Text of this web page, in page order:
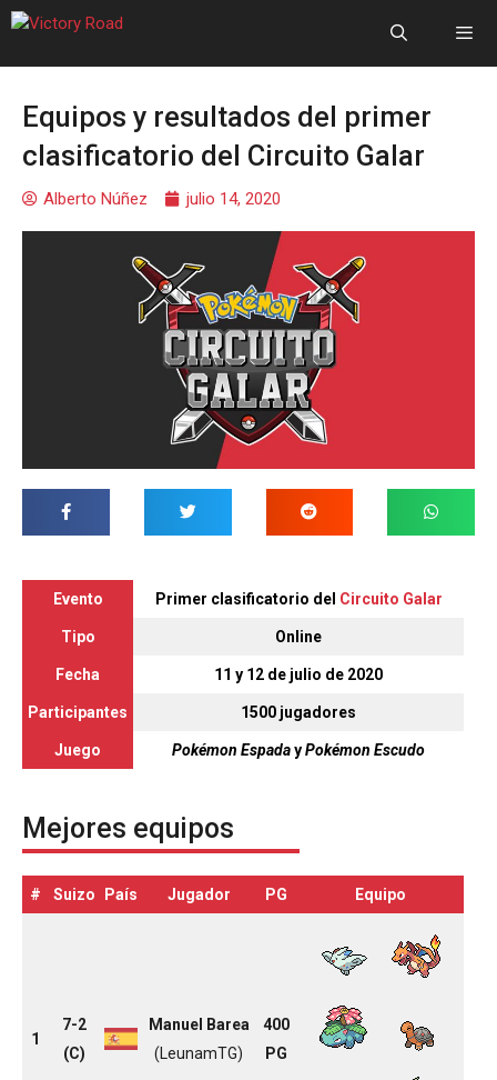
Equipos y resultados del primer
clasificatorio del Circuito Galar
Alberto Núñez julio 14, 2020
Evento Primer clasificatorio del Circuito Galar
Tipo Online
Fecha 11 y 12 de julio de 2020
Participantes 1500 jugadores
Juego Pokémon EspadayPokémon Escudo
Mejores equipos
# Suizo País Jugador PG Equipo
1
7-2
(C)
Manuel Barea
(LeunamTG)
400
PG